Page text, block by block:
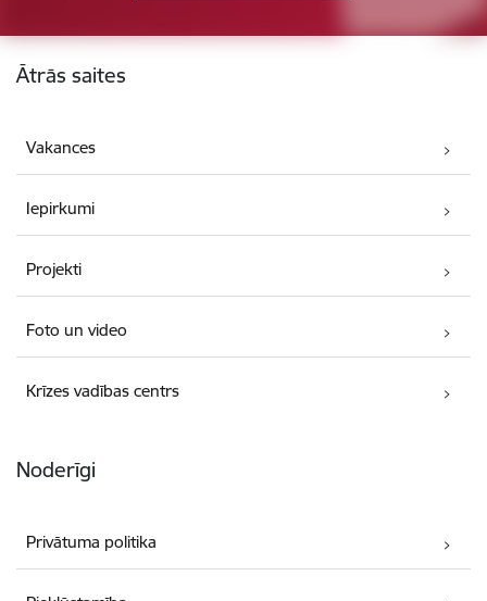
Kājene
Ātrās saites
Vakances
Iepirkumi
Projekti
Foto un video
Krīzes vadības centrs
Noderīgi
Privātuma politika